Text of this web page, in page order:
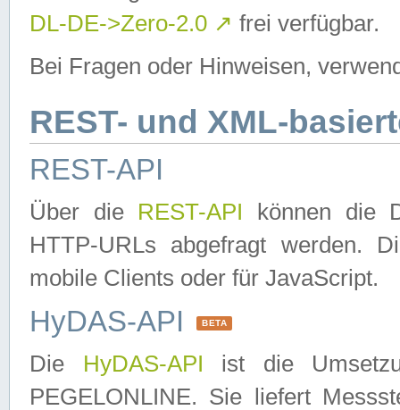
DL-DE->Zero-2.0 ↗ frei verfügbar.
Bei Fragen oder Hinweisen,
REST- und XML-
REST-API
Über die REST-API können die
HTTP-URLs abgefragt werden.
mobile Clients oder für JavaScript.
HyDAS-API BETA
Die HyDAS-API ist die
PEGELONLINE. Sie liefert